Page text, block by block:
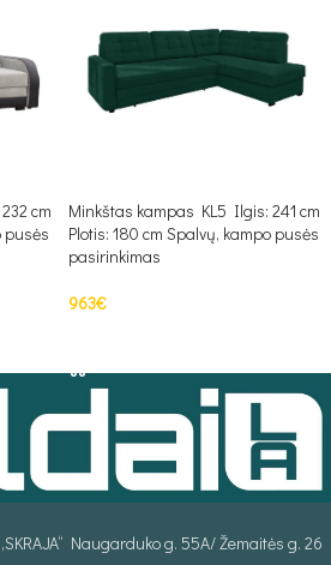
cm
pusės
Minkštas kampas KL5 Ilgis: 241 cm
Plotis: 180 cm Spalvų, kampo pusės
pasirinkimas
963€
Naugarduko g. 55A/ Žemaitės g. 26